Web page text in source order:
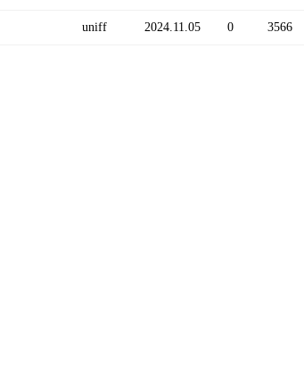
uniff 2024.11.05 0 3566